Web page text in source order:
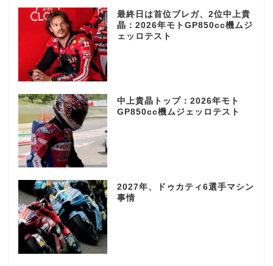
最終日は首位ブレガ、2位中上貴
晶：2026年モトGP850cc機ムジ
ェッロテスト
中上貴晶トップ：2026年モト
GP850cc機ムジェッロテスト
2027年、ドゥカティ6選手マシン
事情